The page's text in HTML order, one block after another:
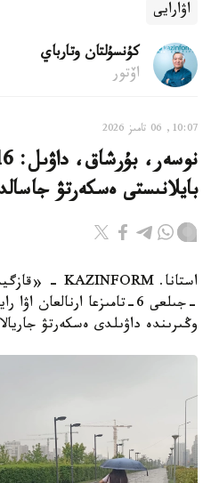
اۋارايى
كۇنسۇلتان وتارباي
اۆتور
10:07, 06 تامىز 2026
بايلانىستى ەسكەرتۋ
وڭىرىندە داۋىلدى ەسكەرتۋ